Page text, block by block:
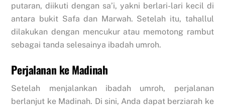
putaran, diikuti dengan sa’i, yakni berlari-lari kecil di
antara bukit Safa dan Marwah. Setelah itu, tahallul
dilakukan dengan mencukur atau memotong rambut
sebagai tanda selesainya ibadah umroh.
Perjalanan ke Madinah
Setelah menjalankan ibadah umroh, perjalanan
berlanjut ke Madinah. Di sini, Anda dapat berziarah ke